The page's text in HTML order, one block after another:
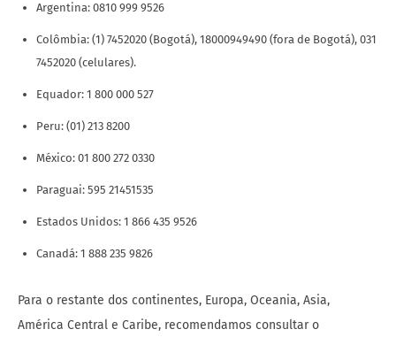
Argentina: 0810 999 9526
Colômbia: (1) 7452020 (Bogotá), 18000949490 (fora de Bogotá), 031
7452020 (celulares).
Equador: 1 800 000 527
Peru: (01) 213 8200
México: 01 800 272 0330
Paraguai: 595 21451535
Estados Unidos: 1 866 435 9526
Canadá: 1 888 235 9826
Para o restante dos continentes, Europa, Oceania, Asia,
América Central e Caribe, recomendamos consultar o